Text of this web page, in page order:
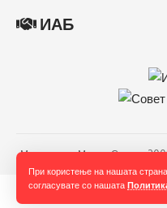
При користење на нашата
согласувате со нашата
ИАБ
Македонски Медиа Сервис